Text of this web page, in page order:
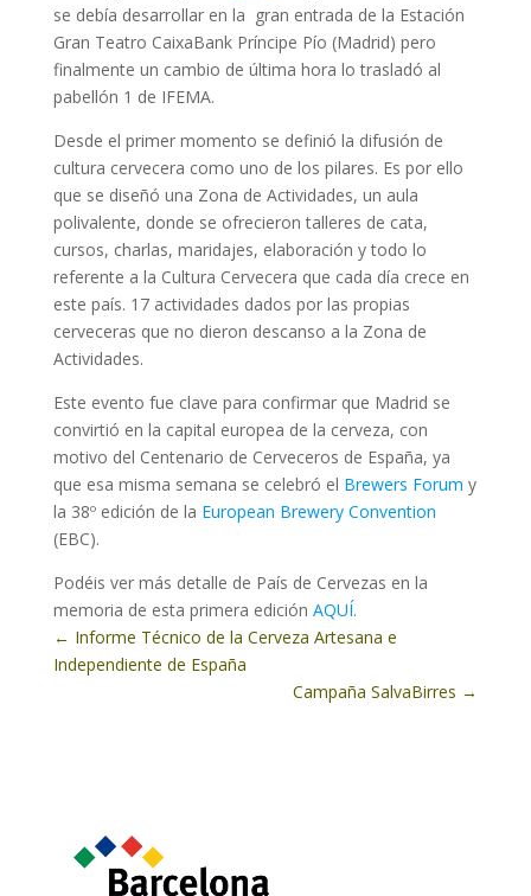
se debía desarrollar en la gran entrada de la Estación
Gran Teatro CaixaBank Príncipe Pío (Madrid) pero
finalmente un cambio de última hora lo trasladó al
pabellón 1 de IFEMA.
Desde el primer momento se definió la difusión de
cultura cervecera como uno de los pilares. Es por ello
que se diseñó una Zona de Actividades, un aula
polivalente, donde se ofrecieron talleres de cata,
cursos, charlas, maridajes, elaboración y todo lo
referente a la Cultura Cervecera que cada día crece en
este país. 17 actividades dados por las propias
cerveceras que no dieron descanso a la Zona de
Actividades.
Este evento fue clave para confirmar que Madrid se
convirtió en la capital europea de la cerveza, con
motivo del Centenario de Cerveceros de España, ya
que esa misma semana se celebró el Brewers Forum y
la 38º edición de la European Brewery Convention
(EBC).
Podéis ver más detalle de País de Cervezas en la
memoria de esta primera edición AQUÍ.
← Informe Técnico de la Cerveza Artesana e
Independiente de España
Campaña SalvaBirres →